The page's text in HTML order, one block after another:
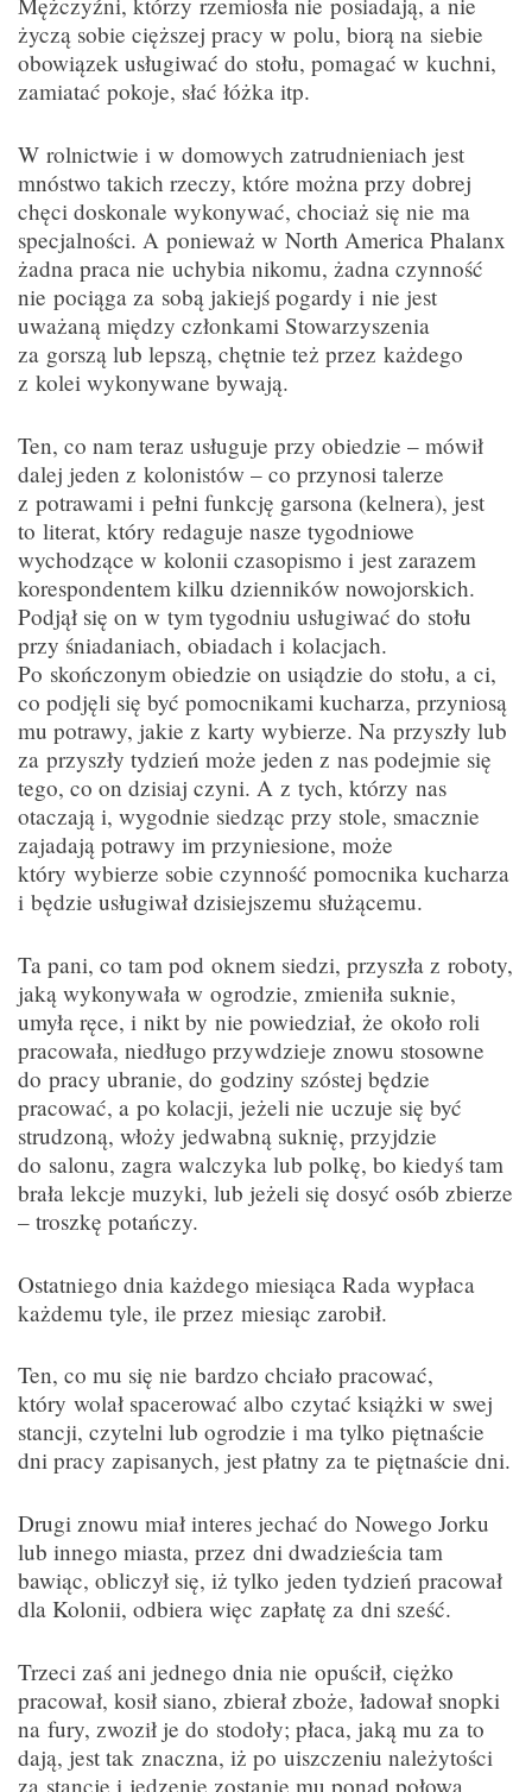
życzą sobie cięższej pracy w polu, biorą na siebie
obowiązek usługiwać do stołu, pomagać w kuchni,
zamiatać pokoje, słać łóżka itp.
W rolnictwie i w domowych zatrudnieniach jest
mnóstwo takich rzeczy, które można przy dobrej
chęci doskonale wykonywać, chociaż się nie ma
specjalności. A ponieważ w North America Phalanx
żadna praca nie uchybia nikomu, żadna czynność
nie pociąga za sobą jakiejś pogardy i nie jest
uważaną między członkami Stowarzyszenia
za gorszą lub lepszą, chętnie też przez każdego
z kolei wykonywane bywają.
Ten, co nam teraz usługuje przy obiedzie – mówił
dalej jeden z kolonistów – co przynosi talerze
z potrawami i pełni funkcję garsona (kelnera), jest
to literat, który redaguje nasze tygodniowe
wychodzące w kolonii czasopismo i jest zarazem
korespondentem kilku dzienników nowojorskich.
Podjął się on w tym tygodniu usługiwać do stołu
przy śniadaniach, obiadach i kolacjach.
Po skończonym obiedzie on usiądzie do stołu, a ci,
co podjęli się być pomocnikami kucharza, przyniosą
mu potrawy, jakie z karty wybierze. Na przyszły lub
za przyszły tydzień może jeden z nas podejmie się
tego, co on dzisiaj czyni. A z tych, którzy nas
otaczają i, wygodnie siedząc przy stole, smacznie
zajadają potrawy im przyniesione, może
który wybierze sobie czynność pomocnika kucharza
i będzie usługiwał dzisiejszemu służącemu.
Ta pani, co tam pod oknem siedzi, przyszła z roboty,
jaką wykonywała w ogrodzie, zmieniła suknie,
umyła ręce, i nikt by nie powiedział, że około roli
pracowała, niedługo przywdzieje znowu stosowne
do pracy ubranie, do godziny szóstej będzie
pracować, a po kolacji, jeżeli nie uczuje się być
strudzoną, włoży jedwabną suknię, przyjdzie
do salonu, zagra walczyka lub polkę, bo kiedyś tam
brała lekcje muzyki, lub jeżeli się dosyć osób zbierze
– troszkę potańczy.
Ostatniego dnia każdego miesiąca Rada wypłaca
każdemu tyle, ile przez miesiąc zarobił.
Ten, co mu się nie bardzo chciało pracować,
który wolał spacerować albo czytać książki w swej
stancji, czytelni lub ogrodzie i ma tylko piętnaście
dni pracy zapisanych, jest płatny za te piętnaście dni.
Drugi znowu miał interes jechać do Nowego Jorku
lub innego miasta, przez dni dwadzieścia tam
bawiąc, obliczył się, iż tylko jeden tydzień pracował
dla Kolonii, odbiera więc zapłatę za dni sześć.
Trzeci zaś ani jednego dnia nie opuścił, ciężko
pracował, kosił siano, zbierał zboże, ładował snopki
na fury, zwoził je do stodoły; płaca, jaką mu za to
dają, jest tak znaczna, iż po uiszczeniu należytości
za stancję i jedzenie zostanie mu ponad połowa